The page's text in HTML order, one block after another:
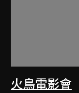
火鳥電影會